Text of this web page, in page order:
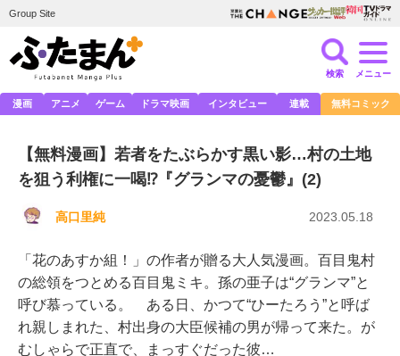
Group Site
検索 メニュー
漫画 アニメ ゲーム ドラマ映画 インタビュー 連載 無料コミック
【無料漫画】若者をたぶらかす黒い影…村の土地
を狙う利権に一喝⁉『グランマの憂鬱』(2)
高口里純 2023.05.18
「花のあすか組！」の作者が贈る大人気漫画。百目鬼村
の総領をつとめる百目鬼ミキ。孫の亜子は“グランマ”と
呼び慕っている。 ある日、かつて“ひーたろう”と呼ば
れ親しまれた、村出身の大臣候補の男が帰って来た。が
むしゃらで正直で、まっすぐだった彼…